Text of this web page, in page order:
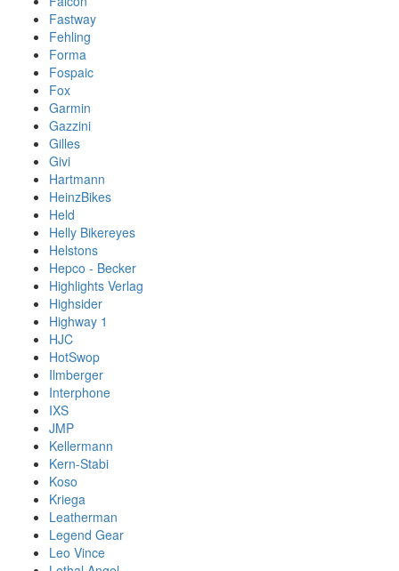
Fastway
Fehling
Forma
Fospaic
Fox
Garmin
Gazzini
Gilles
Givi
Hartmann
HeinzBikes
Held
Helly Bikereyes
Helstons
Hepco - Becker
Highlights Verlag
Highsider
Highway 1
HJC
HotSwop
Ilmberger
Interphone
IXS
JMP
Kellermann
Kern-Stabi
Koso
Kriega
Leatherman
Legend Gear
Leo Vince